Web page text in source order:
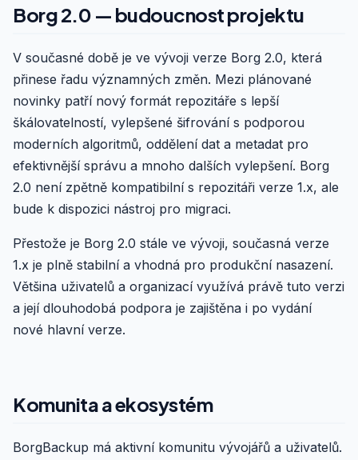
Borg 2.0 — budoucnost projektu
V současné době je ve vývoji verze Borg 2.0, která
přinese řadu významných změn. Mezi plánované
novinky patří nový formát repozitáře s lepší
škálovatelností, vylepšené šifrování s podporou
moderních algoritmů, oddělení dat a metadat pro
efektivnější správu a mnoho dalších vylepšení. Borg
2.0 není zpětně kompatibilní s repozitáři verze 1.x, ale
bude k dispozici nástroj pro migraci.
Přestože je Borg 2.0 stále ve vývoji, současná verze
1.x je plně stabilní a vhodná pro produkční nasazení.
Většina uživatelů a organizací využívá právě tuto verzi
a její dlouhodobá podpora je zajištěna i po vydání
nové hlavní verze.
Komunita a ekosystém
BorgBackup má aktivní komunitu vývojářů a uživatelů.